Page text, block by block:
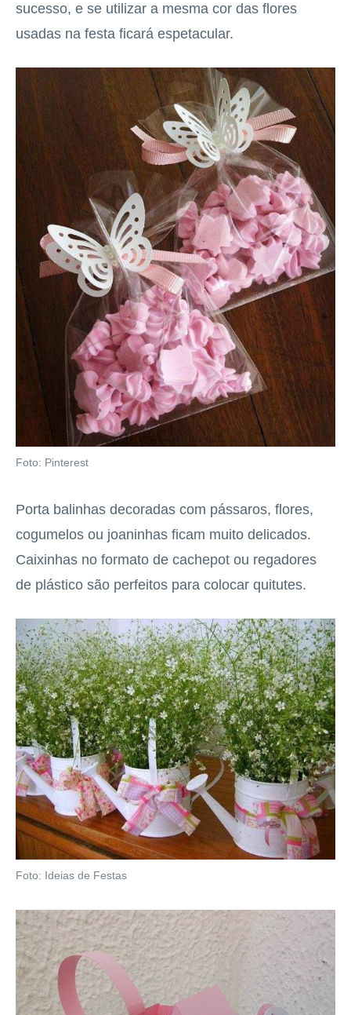
sucesso, e se utilizar a mesma cor das flores
usadas na festa ficará espetacular.
Foto: Pinterest
Porta balinhas decoradas com pássaros, flores,
cogumelos ou joaninhas ficam muito delicados.
Caixinhas no formato de cachepot ou regadores
de plástico são perfeitos para colocar quitutes.
Foto: Ideias de Festas